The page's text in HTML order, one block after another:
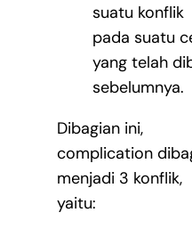
suatu konflik
pada suatu
yang telah
sebelumnya.
Dibagian ini,
complication
menjadi 3 konflik,
yaitu: